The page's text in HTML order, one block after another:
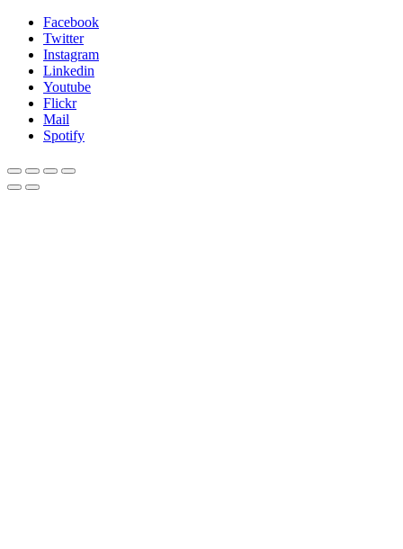
Facebook
Twitter
Instagram
Linkedin
Youtube
Flickr
Mail
Spotify